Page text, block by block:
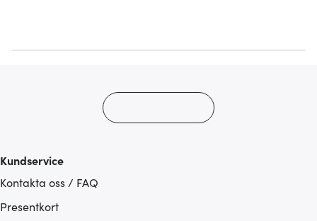
Kundservice
Kontakta oss / FAQ
Presentkort